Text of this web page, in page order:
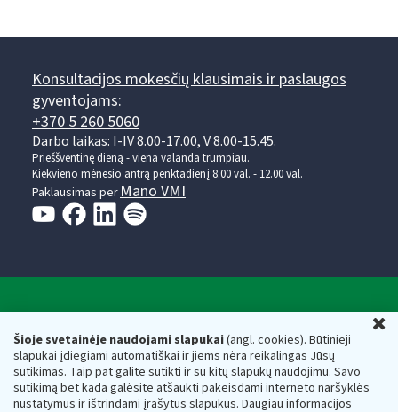
Šioje svetainėje naudojami slapukai(angl. cookies). Būtinieji
slapukai įdiegiami automatiškai ir jiems nėra reikalingas Jūsų
sutikimas. Taip pat galite sutikti ir su kitų slapukų naudojimu. Savo
sutikimą bet kada galėsite atšaukti pakeisdami interneto naršyklės
nustatymus ir ištrindami įrašytus slapukus. Daugiau informacijos
Konsultacijos mokesčių klausimais ir paslaugos
gyventojams:
+370 5 260 5060
Darbo laikas: I-IV 8.00-17.00, V 8.00-15.45.
Prieššventinę dieną - viena valanda trumpiau.
Kiekvieno mėnesio antrą penktadienį 8.00 val. - 12.00 val.
Paklausimas perMano VMI
Valstybinė mokesčių inspekcija prie Lietuvos
Respublikos finansų ministerijos
Biudžetinė įstaiga. Juridinio asmens kodas — 188659752,
adresas: Vasario 16-osios g. 14, 01107 Vilnius, Lietuva, el.paštas:
vmi@vmi.lt , E. pristatymo dėžutės adresas 188659752